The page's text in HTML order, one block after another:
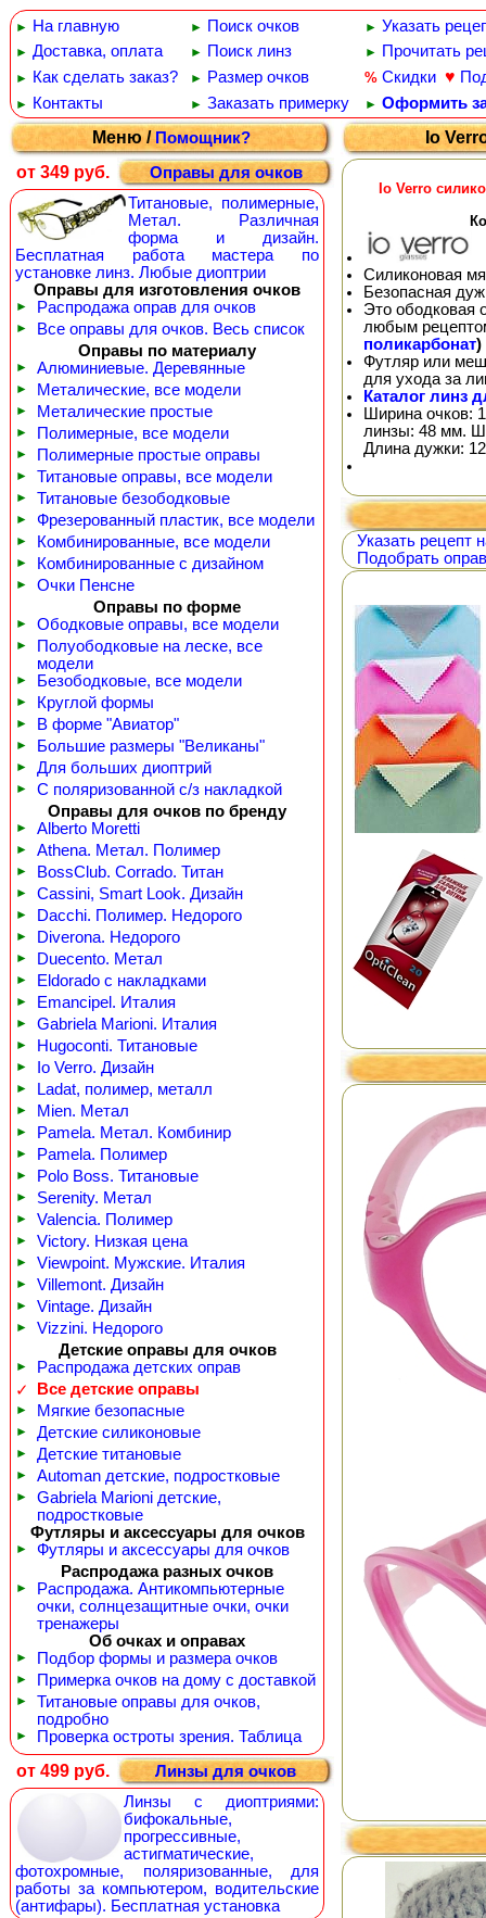
► На главную ► Поиск очков ► Указать
► Доставка, оплата ► Поиск линз ► Прочитать
► Как сделать заказ? ► Размер очков % Скидки ♥
► Контакты ► Заказать примерку ► Оформить
Меню /Помощник?
от 349 руб.
Оправы для очков
Титановые, полимерные,
Метал. Различная
форма и дизайн.
Бесплатная работа мастера по
установке линз. Любые диоптрии
Оправы для изготовления очков
► Распродажа оправ для очков
►
Все оправы для очков. Весь список
Оправы по материалу
► Алюминиевые. Деревянные
► Металические, все модели
► Металические простые
► Полимерные, все модели
► Полимерные простые оправы
► Титановые оправы, все модели
► Титановые безободковые
► Фрезерованный пластик, все модели
► Комбинированные, все модели
► Комбинированные с дизайном
►
Очки Пенсне
Оправы по форме
► Ободковые оправы, все модели
►
Полуободковые на леске, все
модели
► Безободковые, все модели
► Круглой формы
► В форме "Авиатор"
► Большие размеры "Великаны"
► Для больших диоптрий
►
С поляризованной с/з накладкой
Оправы для очков по бренду
► Alberto Moretti
► Athena. Метал. Полимер
► BossClub. Corrado. Титан
► Cassini, Smart Look. Дизайн
► Dacchi. Полимер. Недорого
► Diverona. Недорого
► Duecento. Метал
► Eldorado с накладками
► Emancipel. Италия
► Gabriela Marioni. Италия
► Hugoconti. Титановые
► Io Verro. Дизайн
► Ladat, полимер, металл
► Mien. Метал
► Pamela. Метал. Комбинир
► Pamela. Полимер
► Polo Boss. Титановые
► Serenity. Метал
► Valencia. Полимер
► Victory. Низкая цена
► Viewpoint. Мужские. Италия
► Villemont. Дизайн
► Vintage. Дизайн
►
Vizzini. Недорого
Детские оправы для очков
►
Распродажа детских оправ
✓
Все детские оправы
► Мягкие безопасные
► Детские силиконовые
► Детские титановые
► Automan детские, подростковые
►
Gabriela Marioni детские,
подростковые
Футляры и аксессуары для очков
►
Футляры и аксессуары для очков
Распродажа разных очков
►
Распродажа. Антикомпьютерные
очки, солнцезащитные очки, очки
тренажеры
Об очках и оправах
► Подбор формы и размера очков
► Примерка очков на дому с доставкой
►
Титановые оправы для очков,
подробно
► Проверка остроты зрения. Таблица
от 499 руб.
Линзы для очков
Линзы с диоптриями:
бифокальные,
прогрессивные,
астигматические,
фотохромные, поляризованные, для
работы за компьютером, водительские
(антифары). Бесплатная установка
Io
Io Verro
Силиконовая
Безопасная
Это ободковая
любым
поликарбонат)
Футляр или
для ухода за
Каталог линз
Ширина очков:
линзы: 48 мм.
Длина дужки:
Указать рецепт
Подобрать